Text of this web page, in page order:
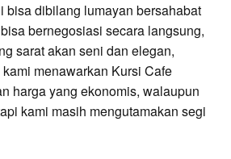
bisa dibilang lumayan bersahabat
bernegosiasi secara langsung,
sarat akan seni dan elegan,
menawarkan Kursi Cafe
harga yang ekonomis, walaupun
kami masih mengutamakan segi